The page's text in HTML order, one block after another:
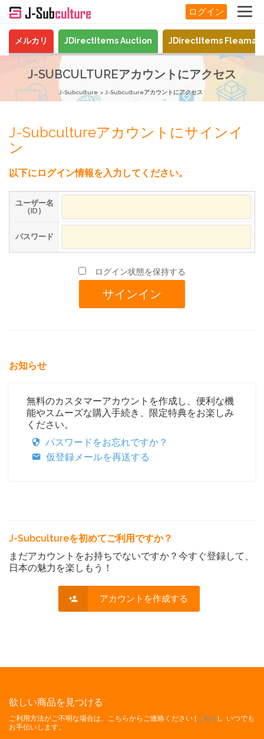
ログイン
メルカリ JDirectItems Auction JDirectItems
J-SUBCULTUREアカウントにアクセス
J-Subculture J-Subcultureアカウントにアクセス
J-Subcultureアカウントにサインイ
ン
以下にログイン情報を入力してください。
ユーザー名
（ID）
パスワード
ログイン状態を保持する
お知らせ
無料のカスタマーアカウントを作成し、便利な機
能やスムーズな購入手続き、限定特典をお楽しみ
ください。
パスワードをお忘れですか？
仮登録メールを再送する
J-Subcultureを初めてご利用ですか？
まだアカウントをお持ちでないですか？今すぐ登録して、
日本の魅力を楽しもう！
アカウントを作成する
欲しい商品を見つける
ご利用方法がご不明な場合は、こちらからご連絡ください [こちら]。いつでも
お手伝いします。